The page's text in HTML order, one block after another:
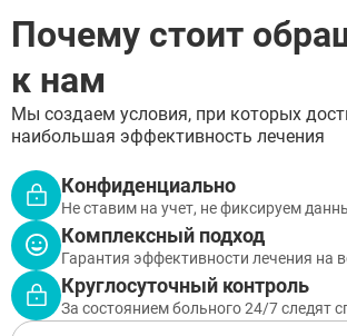
Почему стоит
к нам
Мы создаем условия, при которых
наибольшая эффективность лечения
Конфиденциально
Не ставим на учет, не фиксируем
Комплексный подход
Гарантия эффективности лечения на
Круглосуточный контроль
За состоянием больного 24/7 следят
ВЫЗВАТЬ ВРАЧА
ЗАДАТЬ ВОПРОС
Заполните форму ниже,
перезвоним
Пушкино
Раменское
Реутов
Сергиев Посад
Серпухов
Химки
Щёлково
Электросталь
Котельники
Электроугли
Лыткарино
Павловский Посад
Ступино